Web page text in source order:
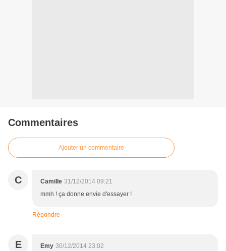
Commentaires
Ajouter un commentaire
C Camille 31/12/2014 09:21
mmh ! ça donne envie d'essayer !
Répondre
E Emy 30/12/2014 23:02